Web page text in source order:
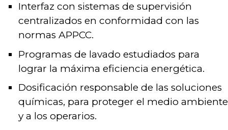
Interfaz con sistemas de supervisión
centralizados en conformidad con las
normas APPCC.
Programas de lavado estudiados para
lograr la máxima eficiencia energética.
Dosificación responsable de las soluciones
químicas, para proteger el medio ambiente
y a los operarios.